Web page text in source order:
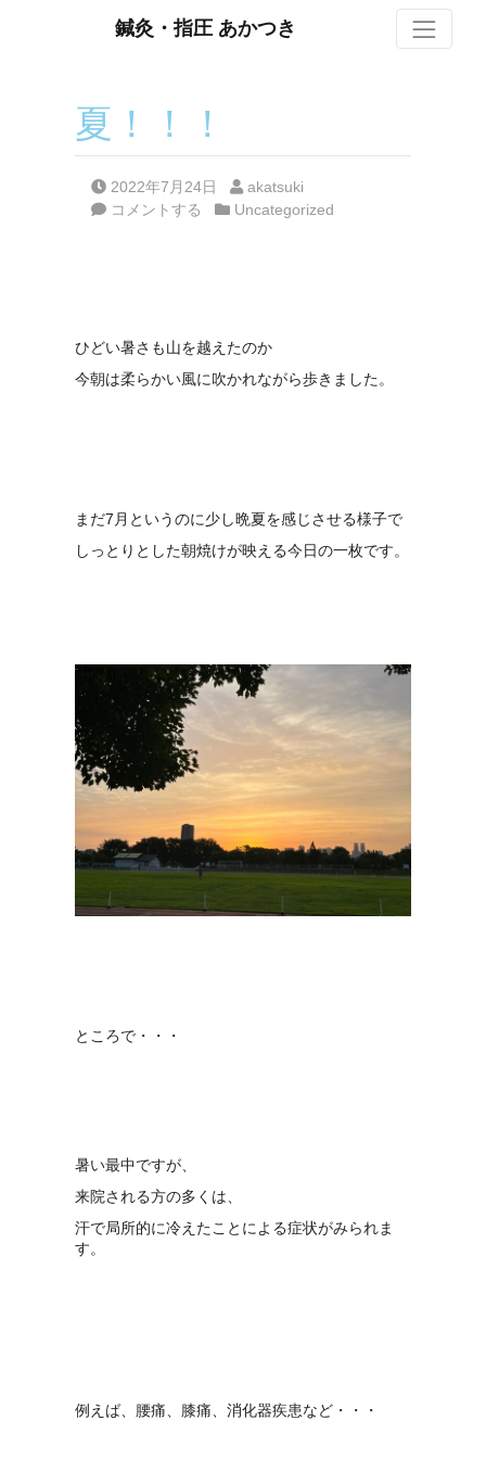
鍼灸・指圧 あかつき
夏！！！
Posted on
2022年7月24日 Posted by
akatsuki
コメントする
Posted in
Uncategorized
ひどい暑さも山を越えたのか
今朝は柔らかい風に吹かれながら歩きました。
まだ7月というのに少し晩夏を感じさせる様子で
しっとりとした朝焼けが映える今日の一枚です。
ところで・・・
暑い最中ですが、
来院される方の多くは、
汗で局所的に冷えたことによる症状がみられま
す。
例えば、腰痛、膝痛、消化器疾患など・・・